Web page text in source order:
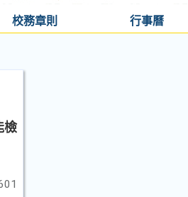
校務章則 行事曆
檢